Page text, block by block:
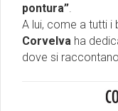
pontura”.
A lui, come a tutti i
Corvelva ha
dove si